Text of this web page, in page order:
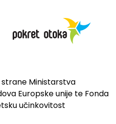
Ministarstva
Europske unije te Fonda
učinkovitost